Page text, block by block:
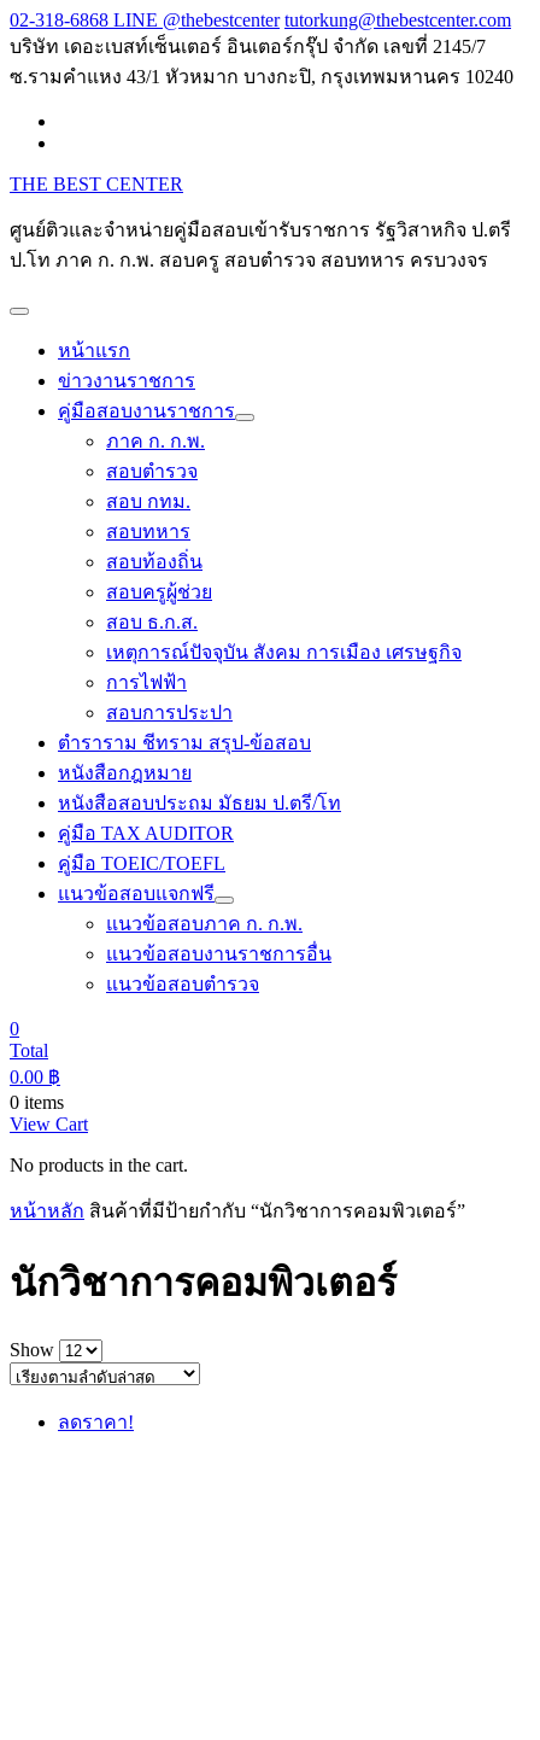
Skip
to
02-318-6868 LINE @thebestcenter tutorkung@thebestcenter.com
บริษัท เดอะเบสท์เซ็นเตอร์ อินเตอร์กรุ๊ป จำกัด เลขที่ 2145/7
ซ.รามคำแหง 43/1 หัวหมาก บางกะปิ, กรุงเทพมหานคร 10240
THE BEST CENTER
ศูนย์ติวและจำหน่ายคู่มือสอบเข้ารับราชการ รัฐวิสาหกิจ ป.ตรี
ป.โท ภาค ก. ก.พ. สอบครู สอบตำรวจ สอบทหาร ครบวงจร
หน้าแรก
ข่าวงานราชการ
คู่มือสอบงานราชการ
ภาค ก. ก.พ.
สอบตำรวจ
สอบ กทม.
สอบทหาร
สอบท้องถิ่น
สอบครูผู้ช่วย
สอบ ธ.ก.ส.
เหตุการณ์ปัจจุบัน สังคม การเมือง เศรษฐกิจ
การไฟฟ้า
สอบการประปา
ตำราราม ชีทราม สรุป-ข้อสอบ
หนังสือกฎหมาย
หนังสือสอบประถม มัธยม ป.ตรี/โท
คู่มือ TAX AUDITOR
คู่มือ TOEIC/TOEFL
แนวข้อสอบแจกฟรี
แนวข้อสอบภาค ก. ก.พ.
แนวข้อสอบงานราชการอื่น
แนวข้อสอบตำรวจ
0
Total
0.00 ฿
0 items
View Cart
No products in the cart.
หน้าหลัก สินค้าที่มีป้ายกำกับ “นักวิชาการคอมพิวเตอร์”
นักวิชาการคอมพิวเตอร์
Show
ลดราคา!